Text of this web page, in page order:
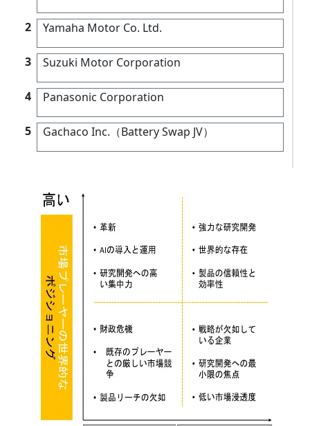
2 Yamaha Motor Co. Ltd.
3 Suzuki Motor Corporation
4 Panasonic Corporation
5 Gachaco Inc.（Battery Swap JV）